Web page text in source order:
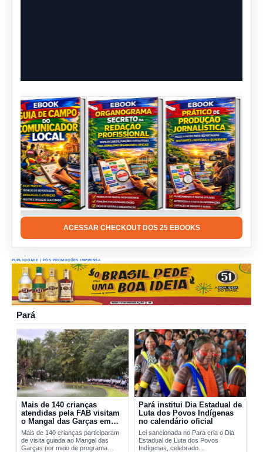
ACESSAR CHECKOUT DOS 25 EBOOKS
PUBLICIDADE | PÓS PROMOÇÕES IMPRENSA
Pará
Mais de 140 crianças
atendidas pela FAB visitam
o Mangal das Garças em
Belém
Mais de 140 crianças participaram
de visita guiada ao Mangal das
Garças por meio de programa
Pará institui Dia Estadual de
Luta dos Povos Indígenas
no calendário oficial
Lei sancionada no Pará cria o Dia
Estadual de Luta dos Povos
Indígenas, celebrado...